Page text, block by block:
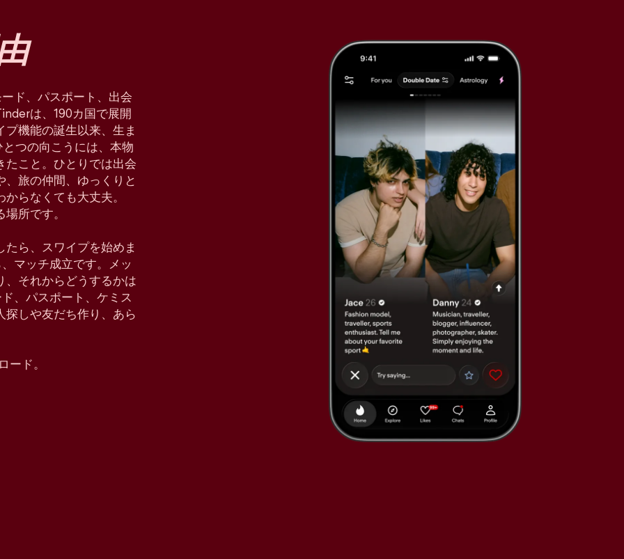
ド、パスポート、出会
は、190カ国で展開
機能の誕生以来、生ま
つの向こうには、本物
こと。ひとりでは出会
、旅の仲間、ゆっくりと
らなくても大丈夫。
所です。
ら、スワイプを始めま
マッチ成立です。メッ
、それからどうするかは
、パスポート、ケミス
探しや友だち作り、あら
ード。